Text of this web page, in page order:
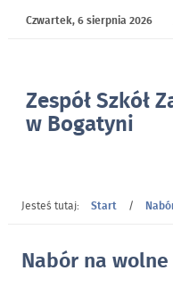
Zespół Szkół
w Bogatyni
- Nabór na
Czwartek,6 sierpnia 2026
Jesteś tutaj: Start /
Nabór na